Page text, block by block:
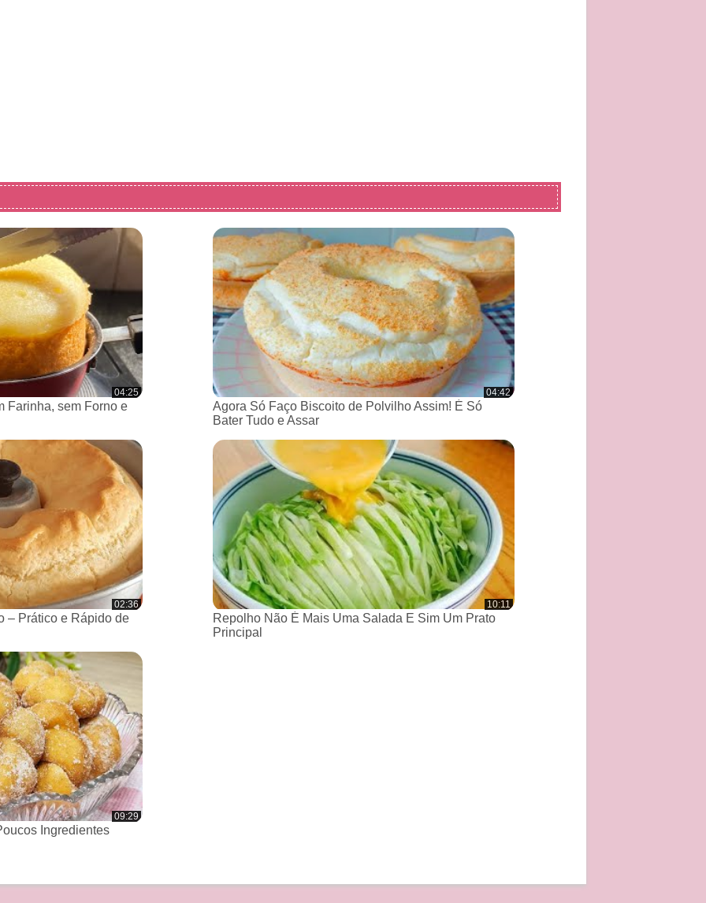
04:25
Farinha, sem Forno e
04:42
Agora Só Faço Biscoito de Polvilho Assim! É Só
Bater Tudo e Assar
02:36
– Prático e Rápido de
10:11
Repolho Não É Mais Uma Salada E Sim Um Prato
Principal
09:29
Ingredientes